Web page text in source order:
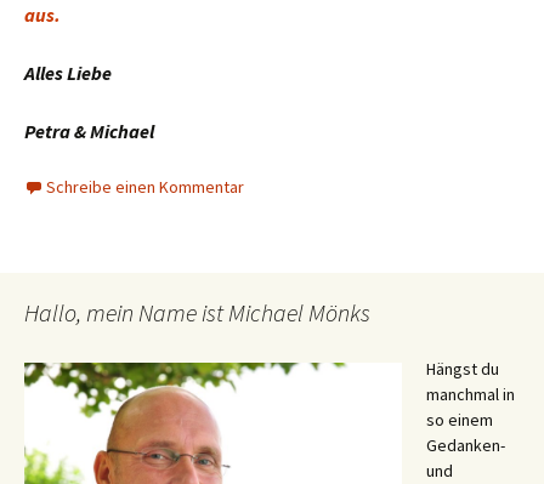
aus.
Alles Liebe
Petra & Michael
Schreibe einen Kommentar
Hallo, mein Name ist Michael Mönks
Hängst du
manchmal in
so einem
Gedanken-
und